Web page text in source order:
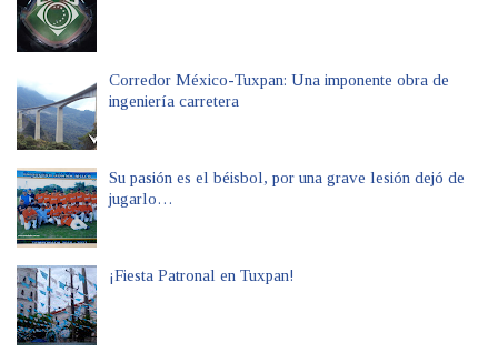
Corredor México-Tuxpan: Una imponente obra de
ingeniería carretera
Su pasión es el béisbol, por una grave lesión dejó de
jugarlo…
¡Fiesta Patronal en Tuxpan!